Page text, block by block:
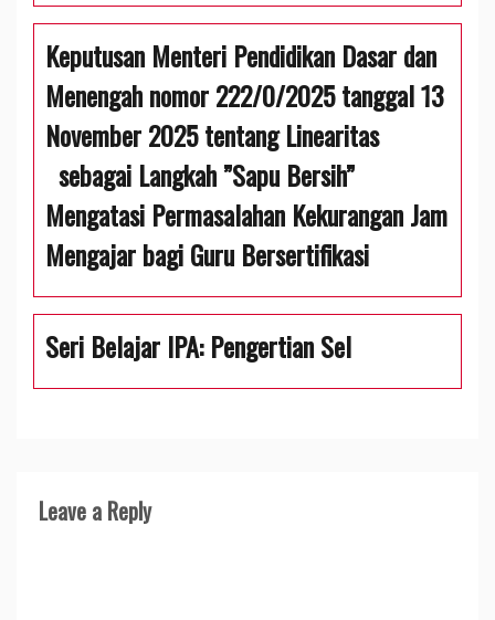
Keputusan Menteri Pendidikan Dasar dan
Menengah nomor 222/0/2025 tanggal 13
November 2025 tentang Linearitas
sebagai Langkah ”Sapu Bersih”
Mengatasi Permasalahan Kekurangan Jam
Mengajar bagi Guru Bersertifikasi
Seri Belajar IPA: Pengertian Sel
Leave a Reply